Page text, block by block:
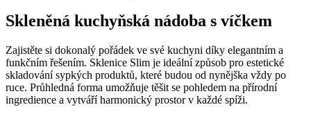
Skleněná kuchyňská nádoba s víčkem
Zajistěte si dokonalý pořádek ve své kuchyni díky elegantním a
funkčním řešením. Sklenice Slim je ideální způsob pro estetické
skladování sypkých produktů, které budou od nynějška vždy po
ruce. Průhledná forma umožňuje těšit se pohledem na přírodní
ingredience a vytváří harmonický prostor v každé spíži.